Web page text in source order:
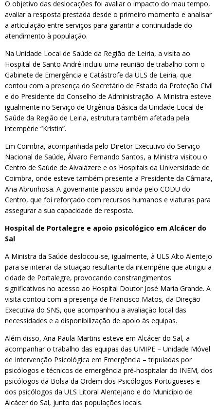
O objetivo das deslocações foi avaliar o impacto do mau tempo,
avaliar a resposta prestada desde o primeiro momento e analisar
a articulação entre serviços para garantir a continuidade do
atendimento à população.
Na Unidade Local de Saúde da Região de Leiria, a visita ao
Hospital de Santo André incluiu uma reunião de trabalho com o
Gabinete de Emergência e Catástrofe da ULS de Leiria, que
contou com a presença do Secretário de Estado da Proteção Civil
e do Presidente do Conselho de Administração. A Ministra esteve
igualmente no Serviço de Urgência Básica da Unidade Local de
Saúde da Região de Leiria, estrutura também afetada pela
intempérie “Kristin”.
Em Coimbra, acompanhada pelo Diretor Executivo do Serviço
Nacional de Saúde, Álvaro Fernando Santos, a Ministra visitou o
Centro de Saúde de Alvaiázere e os Hospitais da Universidade de
Coimbra, onde esteve também presente a Presidente da Câmara,
Ana Abrunhosa. A governante passou ainda pelo CODU do
Centro, que foi reforçado com recursos humanos e viaturas para
assegurar a sua capacidade de resposta.
Hospital de Portalegre e apoio psicológico em Alcácer do
Sal
A Ministra da Saúde deslocou-se, igualmente, à ULS Alto Alentejo
para se inteirar da situação resultante da intempérie que atingiu a
cidade de Portalegre, provocando constrangimentos
significativos no acesso ao Hospital Doutor José Maria Grande. A
visita contou com a presença de Francisco Matos, da Direção
Executiva do SNS, que acompanhou a avaliação local das
necessidades e a disponibilização de apoio às equipas.
Além disso, Ana Paula Martins esteve em Alcácer do Sal, a
acompanhar o trabalho das equipas das UMIPE – Unidade Móvel
de Intervenção Psicológica em Emergência – tripuladas por
psicólogos e técnicos de emergência pré-hospitalar do INEM, dos
psicólogos da Bolsa da Ordem dos Psicólogos Portugueses e
dos psicólogos da ULS Litoral Alentejano e do Município de
Alcácer do Sal, junto das populações locais.